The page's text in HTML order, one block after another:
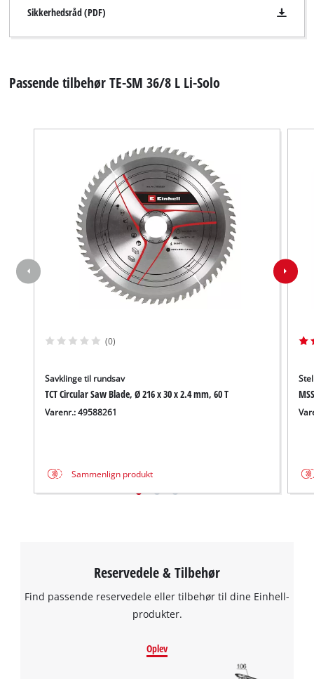
Sikkerhedsråd (PDF)
Passende tilbehør TE-SM 36/8 L Li-Solo
(0)
Savklinge til rundsav
TCT Circular Saw Blade, Ø 216 x 30 x 2.4 mm, 60 T
Varenr.: 49588261
Sammenlign produkt
Reservedele & Tilbehør
Find passende reservedele eller tilbehør til dine Einhell-
produkter.
Oplev